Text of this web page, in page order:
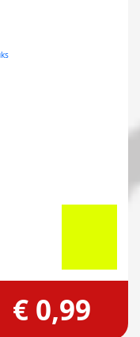
€ 0,99